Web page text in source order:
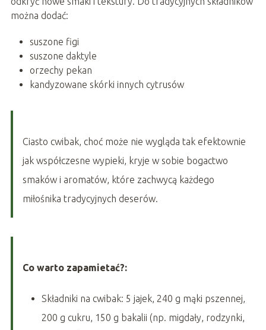
można dodać:
suszone figi
suszone daktyle
orzechy pekan
kandyzowane skórki innych cytrusów
Ciasto cwibak, choć może nie wygląda tak efektownie
jak współczesne wypieki, kryje w sobie bogactwo
smaków i aromatów, które zachwycą każdego
miłośnika tradycyjnych deserów.
Co warto zapamietać?:
Składniki na cwibak: 5 jajek, 240 g mąki pszennej,
200 g cukru, 150 g bakalii (np. migdały, rodzynki,